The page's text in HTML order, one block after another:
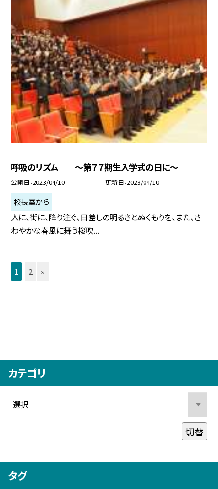
呼吸のリズム 〜第７７期生入学式の日に〜
公開日 2023/04/10 更新日 2023/04/10
校長室から
人に、街に、降り注ぐ、日差しの明るさとぬくもりを、また、さ
わやかな春風に舞う桜吹...
1 2 »
カテゴリ
切替
タグ